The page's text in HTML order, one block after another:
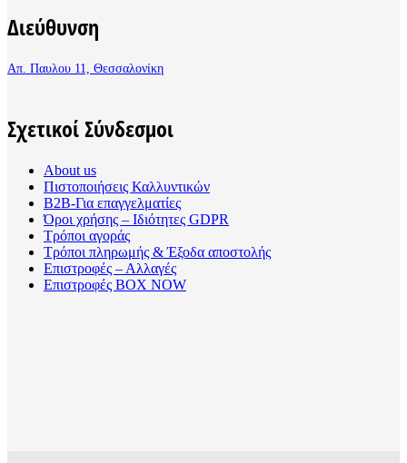
Διεύθυνση
Απ. Παυλου 11, Θεσσαλονίκη
Σχετικοί Σύνδεσμοι
About us
Πιστοποιήσεις Καλλυντικών
B2B-Για επαγγελματίες
Όροι χρήσης – Ιδιότητες GDPR
Τρόποι αγοράς
Τρόποι πληρωμής & Έξοδα αποστολής
Επιστροφές – Αλλαγές
Επιστροφές BOX NOW